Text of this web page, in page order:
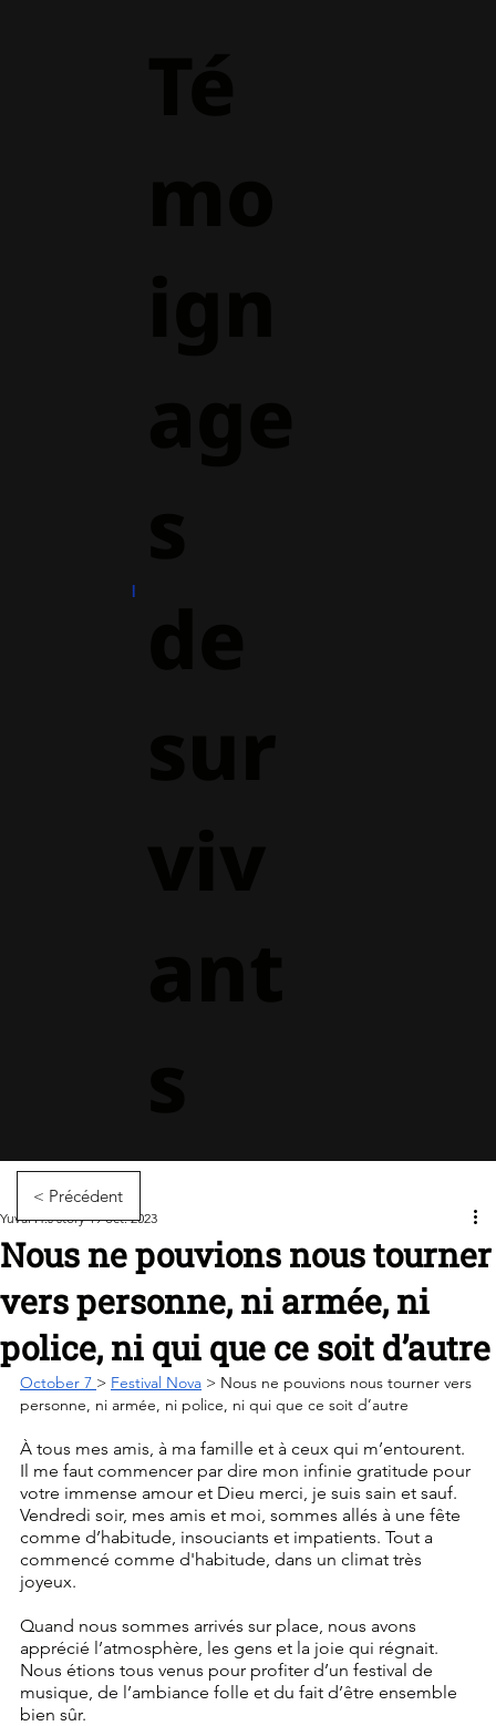
Nous ne pouvions nous tourner
vers personne, ni armée, ni
police, ni qui que ce soit d’autre
Yuval H.s story 19 oct. 2023
October 7 > Festival Nova > Nous ne pouvions nous tourner vers
personne, ni armée, ni police, ni qui que ce soit d’autre
À tous mes amis, à ma famille et à ceux qui m’entourent.
Il me faut commencer par dire mon infinie gratitude pour
votre immense amour et Dieu merci, je suis sain et sauf.
Vendredi soir, mes amis et moi, sommes allés à une fête
comme d’habitude, insouciants et impatients. Tout a
commencé comme d'habitude, dans un climat très
joyeux.
Quand nous sommes arrivés sur place, nous avons
apprécié l’atmosphère, les gens et la joie qui régnait.
Nous étions tous venus pour profiter d’un festival de
musique, de l’ambiance folle et du fait d’être ensemble
bien sûr.
< Précédent